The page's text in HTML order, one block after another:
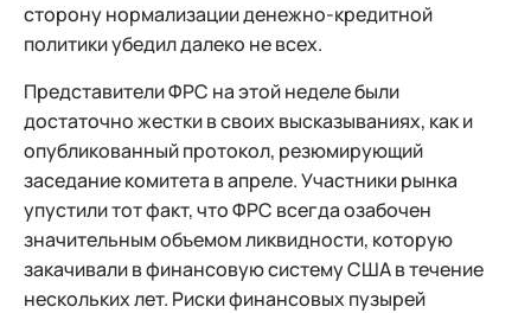
сторону нормализации денежно-кредитной
политики убедил далеко не всех.
Представители ФРС на этой неделе были
достаточно жестки в своих высказываниях, как и
опубликованный протокол, резюмирующий
заседание комитета в апреле. Участники рынка
упустили тот факт, что ФРС всегда озабочен
значительным объемом ликвидности, которую
закачивали в финансовую систему США в течение
нескольких лет. Риски финансовых пузырей